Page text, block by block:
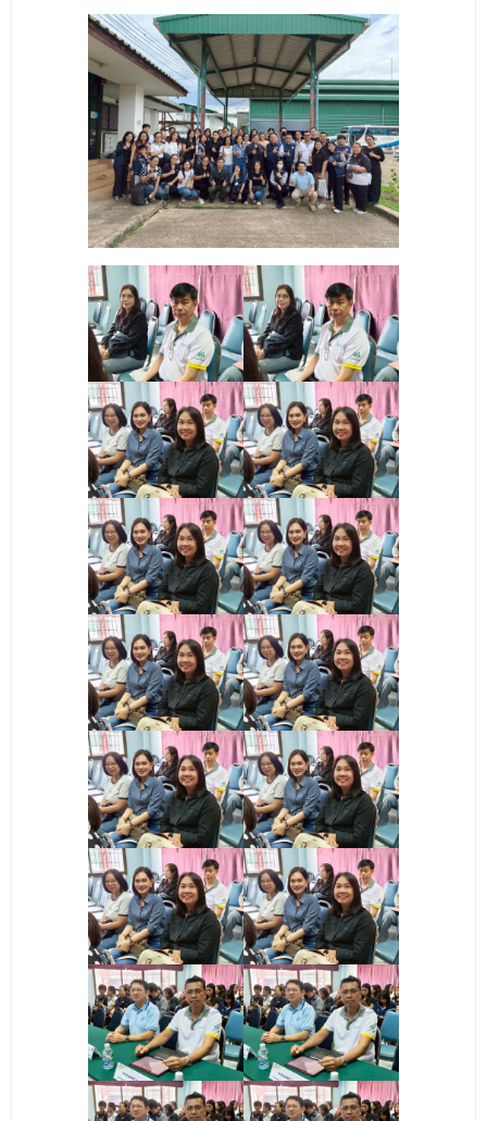
- ข่าวประชาสัมพันธ์
- กิจกรรม
- ข่าวประชาสัมพันธ์ภายนอก
- ทุน/สมัครงาน/ศึกษาต่อ
วารสารคณะ
ผลงานคณะ
- ฐานข้อมูลงานวิจัย
- การจัดการความรู้ (KM Scitech)
- โครงการบริหารจัดการพื้นที่ 10 ไร่ ด้านหลังโรงสีข้าว
สวนดุสิต จังหวัดปราจีนบุรี
- โครงการส่งเสริมการปลูกกล้วยเล็บมือนางฯ
- ผลงาน/รางวัล
- SDU Zero Waste
- งานวิจัย/นวัตกรรม
ติดต่อเรา